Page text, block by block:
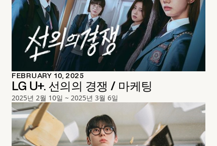
FEBRUARY 10, 2025
LG U+. 선의의 경쟁 / 마케팅
2025년 2월 10일 ~ 2025년 3월 6일